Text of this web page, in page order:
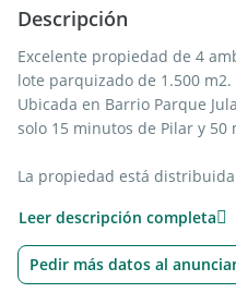
Descripción
Excelente propiedad de 4
lote parquizado de 1.500 m2.
Ubicada en Barrio Parque
solo 15 minutos de Pilar y 50
La propiedad está
9x8 mts muy amplio y
y un hogar a gas, integrado
a la cocina que cuenta con
Leer descripción completa
Pedir más datos al